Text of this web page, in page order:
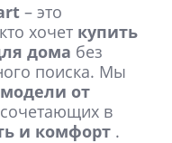
– это
хочет купить
дома без
поиска. Мы
от
в
и комфорт .